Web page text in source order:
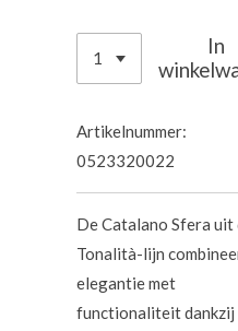
In
Artikelnummer:
0523320022
De Catalano Sfera uit
Tonalità-lijn
elegantie met
functionaliteit dankzij